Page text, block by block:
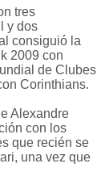
tres
y dos
consiguió la
2009 con
de Clubes
Corinthians.
Alexandre
con los
que recién se
una vez que